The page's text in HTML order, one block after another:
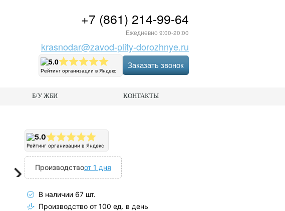
+7 (861) 214-99-64
Ежедневно 9:00-20:00
krasnodar@zavod-plity-dorozhnye.ru
5.0
Рейтинг организации в Яндекс
Заказать звонок
Б/У ЖБИ КОНТАКТЫ
5.0
Рейтинг организации в Яндекс
Производствоот 1 дня
В наличии 67 шт.
Производство от 100 ед. в день